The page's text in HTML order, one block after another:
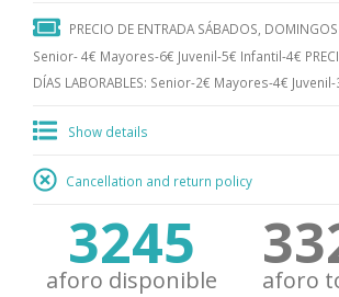
PRECIO DE ENTRADA SÁBADOS, DOMINGOS
Senior- 4€ Mayores-6€ Juvenil-5€ Infantil-4€
DÍAS LABORABLES: Senior-2€ Mayores-4€
Show details
Cancellation and return policy
3494
aforo disponible aforo